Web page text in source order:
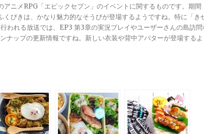
アニメRPG「エピックセブン」のイベントに関するものです。期間
くびきは、かなり魅力的なそうびが登場するようですね。特に「き
われる放送では、EP3 第3章の実況プレイやユーザーさんの島訪問
ナップの更新情報ですね。新しい衣装や背中アバターが登場する